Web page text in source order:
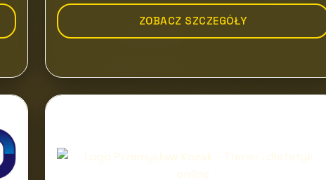
ZOBACZ SZCZEGÓŁY